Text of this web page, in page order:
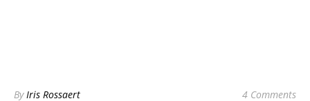
ByIris Rossaert 4 Comments